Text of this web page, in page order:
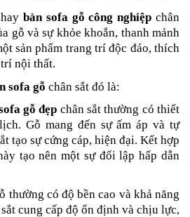
hay bàn sofa gỗ công nghiệp chân
gỗ và sự khỏe khoắn, thanh mảnh
sản phẩm trang trí độc đáo, thích
nội thất.
sofa gỗ chân sắt đó là:
gỗ đẹp chân sắt thường có thiết
Gỗ mang đến sự ấm áp và tự
tạo sự cứng cáp, hiện đại. Kết hợp
tạo nên một sự đối lập hấp dẫn
thường có độ bền cao và khả năng
cung cấp độ ổn định và chịu lực,